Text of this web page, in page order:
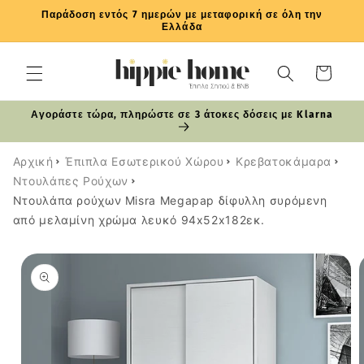
μετάβαση
περιεχόμενο
Παράδοση εντός 7 ημερών με μεταφορική σε όλη την
Ελλάδα
Καλάθι
Αγοράστε τώρα, πληρώστε σε 3 άτοκες δόσεις με Klarna
Αρχική Έπιπλα Εσωτερικού Χώρου
Κρεβατοκάμαρα
Ντουλάπες Ρούχων
Ντουλάπα ρούχων Misra Megapap δίφυλλη συρόμενη
από μελαμίνη χρώμα λευκό 94x52x182εκ.
στις
πληροφορίες
προϊόντος